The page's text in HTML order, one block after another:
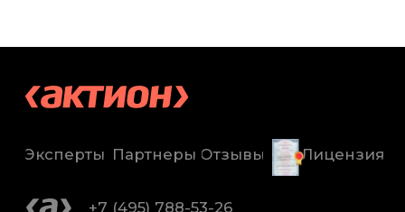
© ООО «Актион-Диджитал»,
информационный характер
и не является публичной офертой
Использование файлов cookie